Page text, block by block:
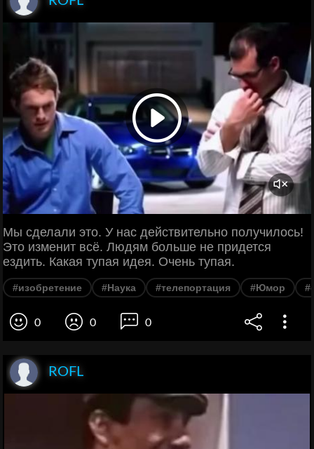
Мы сделали это. У нас действительно получилось!
Это изменит всё. Людям больше не придется
ездить. Какая тупая идея. Очень тупая.
#изобретение #Наука #телепортация #Юмор
0 0 0
ROFL